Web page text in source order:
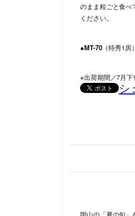
のまま粒ごと食べ
ください。
●MT-70（特秀1房
※出荷期間／7月
シ